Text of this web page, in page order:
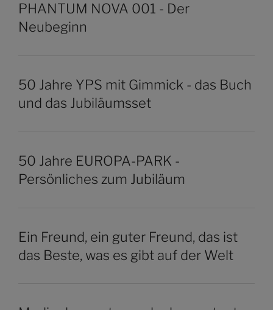
PHANTUM NOVA 001 - Der
Neubeginn
50 Jahre YPS mit Gimmick - das Buch
und das Jubiläumsset
50 Jahre EUROPA-PARK -
Persönliches zum Jubiläum
Ein Freund, ein guter Freund, das ist
das Beste, was es gibt auf der Welt